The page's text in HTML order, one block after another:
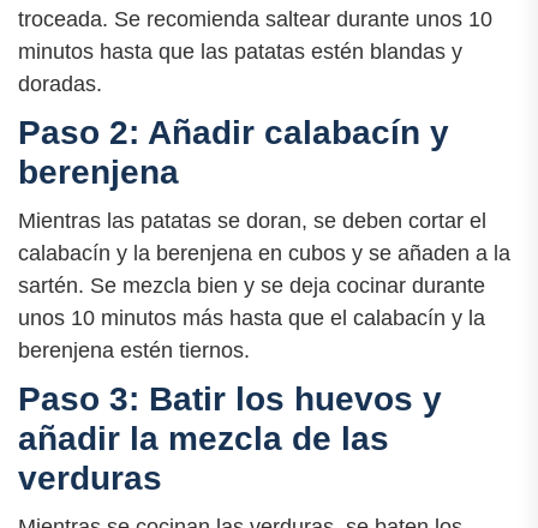
troceada. Se recomienda saltear durante unos 10
minutos hasta que las patatas estén blandas y
doradas.
Paso 2: Añadir calabacín y
berenjena
Mientras las patatas se doran, se deben cortar el
calabacín y la berenjena en cubos y se añaden a la
sartén. Se mezcla bien y se deja cocinar durante
unos 10 minutos más hasta que el calabacín y la
berenjena estén tiernos.
Paso 3: Batir los huevos y
añadir la mezcla de las
verduras